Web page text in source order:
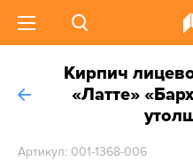
Кирпич
«Латте»
Артикул: 001-1368-006